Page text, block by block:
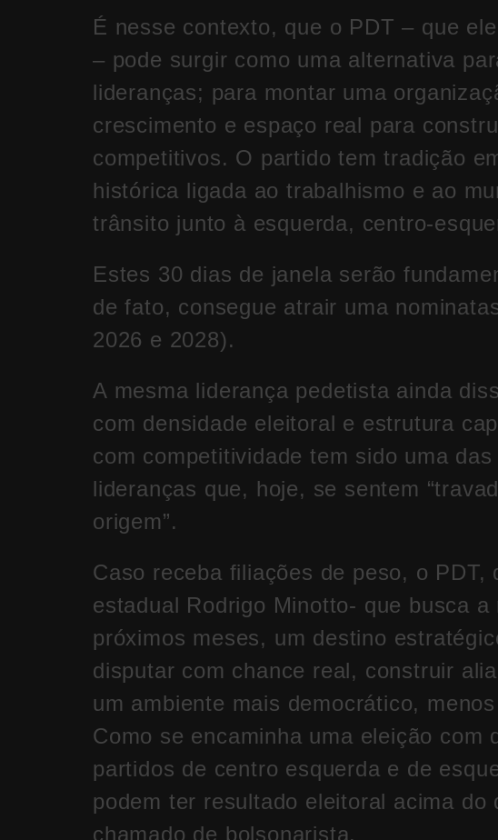
É nesse contexto, que o PDT – que
– pode surgir como uma alternativa
lideranças; para montar uma
crescimento e espaço real para
competitivos. O partido tem tradição
histórica ligada ao trabalhismo e ao
trânsito junto à esquerda, centro-
Estes 30 dias de janela serão
de fato, consegue atrair uma
2026 e 2028).
A mesma liderança pedetista ainda
com densidade eleitoral e estrutura
com competitividade tem sido uma
lideranças que, hoje, se sentem
origem”.
Caso receba filiações de peso, o PDT,
estadual Rodrigo Minotto- que busca
próximos meses, um destino
disputar com chance real, construir
um ambiente mais democrático,
Como se encaminha uma eleição com
partidos de centro esquerda e de
podem ter resultado eleitoral acima do
chamado de bolsonarista.